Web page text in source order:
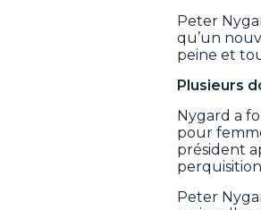
Peter
qu’un
peine et
Plusieurs
Nygard a
pour
président
Peter